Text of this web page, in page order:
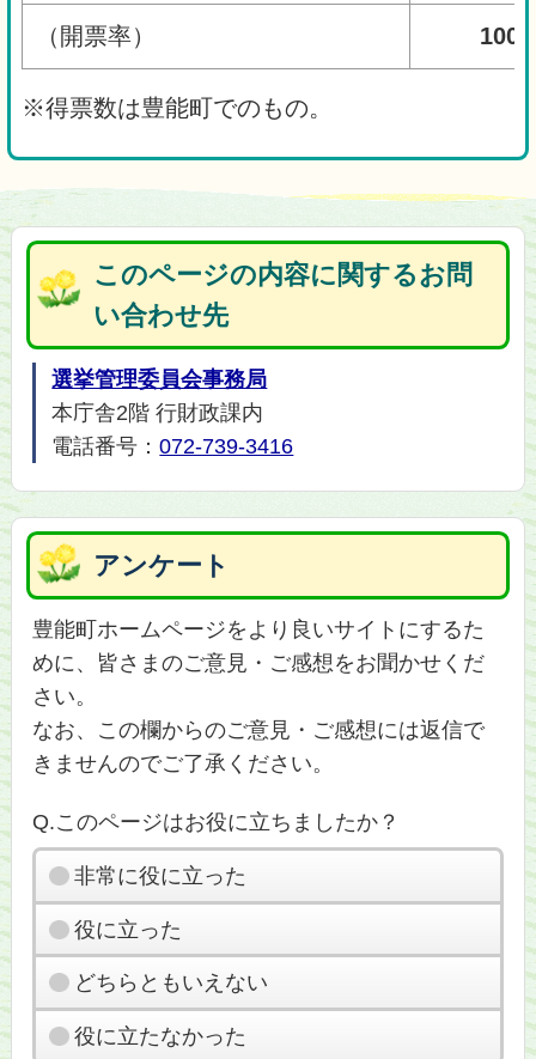
（開票率） 100
※得票数は豊能町でのもの。
このページの内容に関するお問
い合わせ先
選挙管理委員会事務局
本庁舎2階 行財政課内
電話番号：072-739-3416
アンケート
豊能町ホームページをより良いサイトにするた
めに、皆さまのご意見・ご感想をお聞かせくだ
さい。
なお、この欄からのご意見・ご感想には返信で
きませんのでご了承ください。
Q.このページはお役に立ちましたか？
非常に役に立った
役に立った
どちらともいえない
役に立たなかった